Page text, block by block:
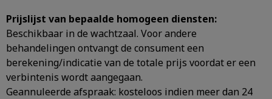
Prijslijst van bepaalde homogeen diensten:
Beschikbaar in de wachtzaal. Voor andere
behandelingen ontvangt de consument een
berekening/indicatie van de totale prijs voordat er een
verbintenis wordt aangegaan.
Geannuleerde afspraak: kosteloos indien meer dan 24